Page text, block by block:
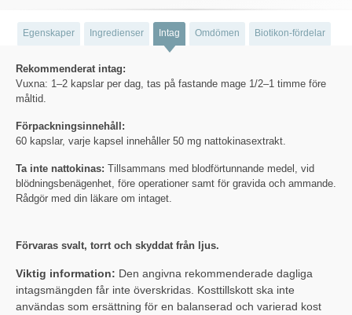
Egenskaper Ingredienser Intag Omdömen Biotikon-fördelar
Rekommenderat intag:
Vuxna: 1–2 kapslar per dag, tas på fastande mage 1/2–1 timme före
måltid.
Förpackningsinnehåll:
60 kapslar, varje kapsel innehåller 50 mg nattokinasextrakt.
Ta inte nattokinas: Tillsammans med blodförtunnande medel, vid
blödningsbenägenhet, före operationer samt för gravida och ammande.
Rådgör med din läkare om intaget.
Förvaras svalt, torrt och skyddat från ljus.
Viktig information: Den angivna rekommenderade dagliga
intagsmängden får inte överskridas. Kosttillskott ska inte
användas som ersättning för en balanserad och varierad kost